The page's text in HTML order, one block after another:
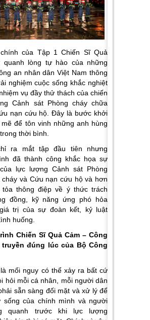
của Tập 1 Chiến Sĩ Quả
quanh lòng tự hào của những
an nhân dân Việt Nam thông
nghiệm cuộc sống khắc nghiệt
vụ đầy thử thách của chiến
Cảnh sát Phòng cháy chữa
nạn cứu hộ. Đây là bước khởi
để tôn vinh những anh hùng
thời bình.
ra mắt tập đầu tiên nhưng
đã thành công khắc họa sự
lực lượng Cảnh sát Phòng
cháy và Cứu nạn cứu hộ và hơn
thông điệp về ý thức trách
đồng, kỹ năng ứng phó hỏa
trị của sự đoàn kết, kỷ luật
huống.
Chiến Sĩ Quả Cảm – Công
đúng lúc của Bộ Công
mối nguy có thể xảy ra bất cứ
hỏi mỗi cá nhân, mỗi người dân
sẵn sàng đối mặt và xử lý để
sống của chính mình và người
quanh trước khi lực lượng